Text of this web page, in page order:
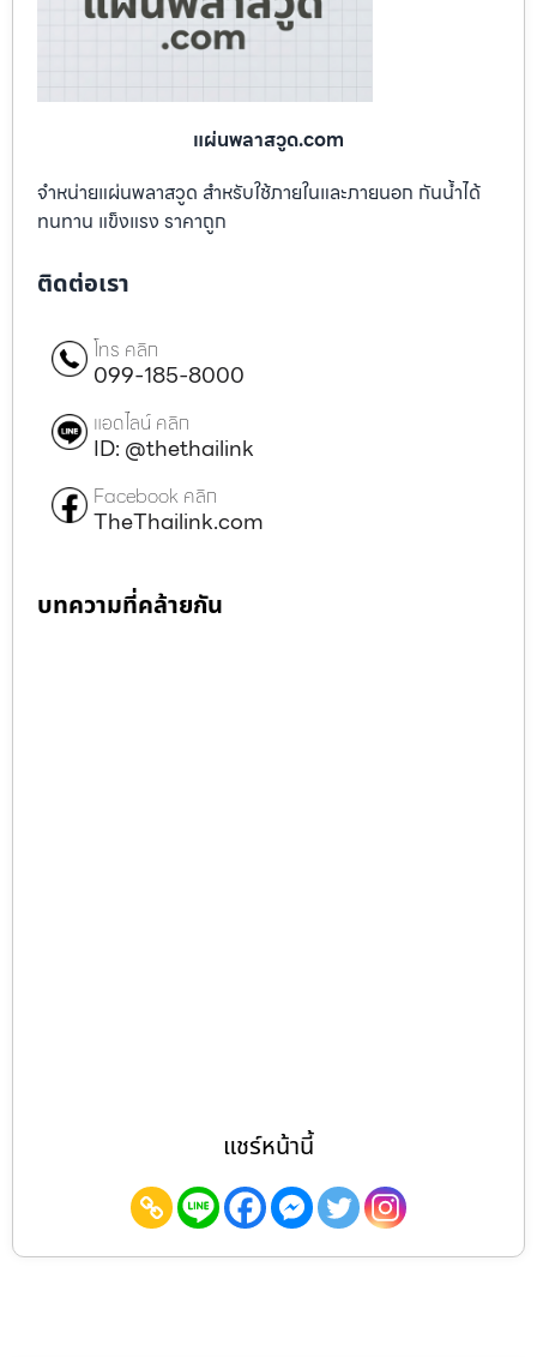
แผ่นพลาสวูด.com
จำหน่ายแผ่นพลาสวูด สำหรับใช้ภายในและภายนอก กันน้ำได้
ทนทาน แข็งแรง ราคาถูก
ติดต่อเรา
โทร คลิก
099-185-8000
แอดไลน์ คลิก
ID: @thethailink
Facebook คลิก
TheThailink.com
บทความที่คล้ายกัน
แชร์หน้านี้